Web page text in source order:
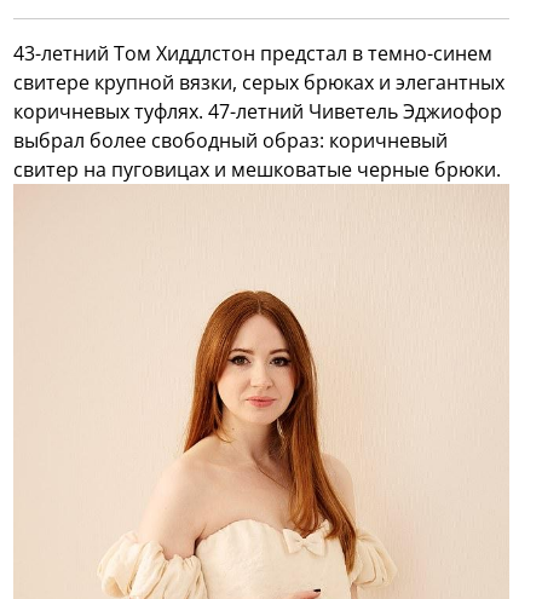
43-летний Том Хиддлстон предстал в темно-синем
свитере крупной вязки, серых брюках и элегантных
коричневых туфлях. 47-летний Чиветель Эджиофор
выбрал более свободный образ: коричневый
свитер на пуговицах и мешковатые черные брюки.